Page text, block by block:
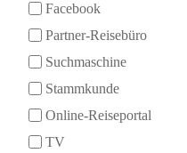
Facebook
Partner-Reisebüro
Suchmaschine
Stammkunde
Online-Reiseportal
TV